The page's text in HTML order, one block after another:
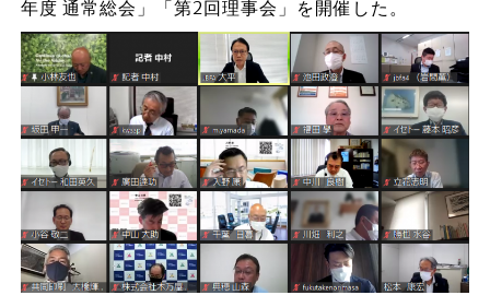
年度 通常総会」「第2回理事会」を開催した。